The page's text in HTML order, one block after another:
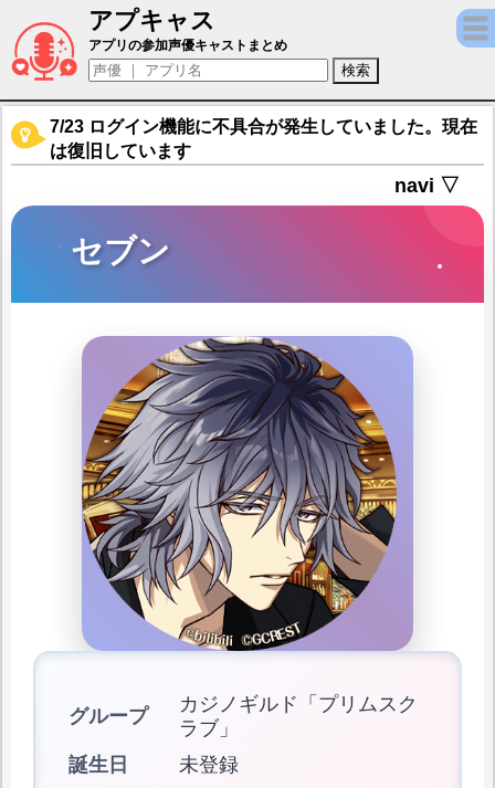
アプキャス
セブン（声優：諏訪部順一)【夢職人と忘れ
アプリの参加声優キャストまとめ
7/23 ログイン機能に不具合が発生していました。現在
は復旧しています
navi ▽
セブン
グループ
カジノギルド「プリムスク
ラブ」
誕生日
未登録